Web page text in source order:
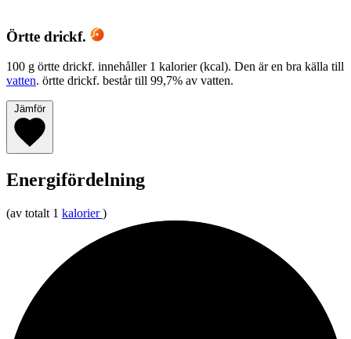
Örtte drickf.
100 g örtte drickf. innehåller 1 kalorier (kcal). Den är en bra källa till
vatten. örtte drickf. består till 99,7% av vatten.
Jämför
Energifördelning
(av totalt 1 kalorier )